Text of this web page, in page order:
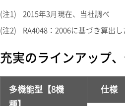
1 2015年3月現在、当社調べ
2 RA4048：2006に基づき算出し
充実のラインアップ
多機能型【8機
仕様